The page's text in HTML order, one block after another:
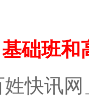
础班和
快讯网